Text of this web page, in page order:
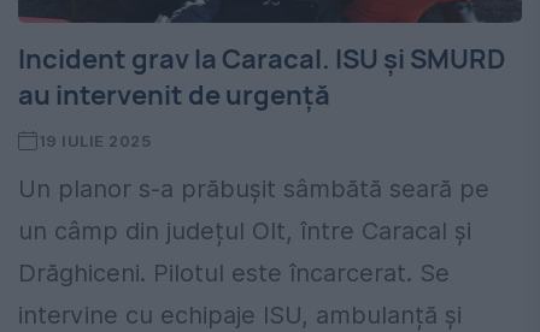
Incident grav la Caracal. ISU și SMURD
au intervenit de urgență
19 IULIE 2025
Un planor s-a prăbușit sâmbătă seară pe
un câmp din județul Olt, între Caracal și
Drăghiceni. Pilotul este încarcerat. Se
intervine cu echipaje ISU, ambulanță și